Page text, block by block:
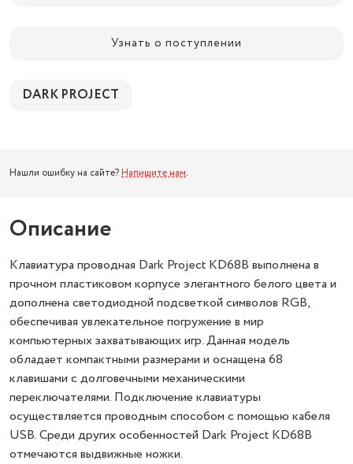
Узнать о поступлении
DARK PROJECT
Нашли ошибку на сайте? Напишите нам.
Описание
Клавиатура проводная Dark Project KD68B выполнена в
прочном пластиковом корпусе элегантного белого цвета и
дополнена светодиодной подсветкой символов RGB,
обеспечивая увлекательное погружение в мир
компьютерных захватывающих игр. Данная модель
обладает компактными размерами и оснащена 68
клавишами с долговечными механическими
переключателями. Подключение клавиатуры
осуществляется проводным способом с помощью кабеля
USB. Среди других особенностей Dark Project KD68B
отмечаются выдвижные ножки.